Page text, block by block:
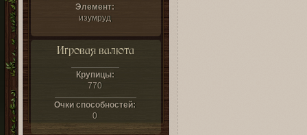
Элемент:
изумруд
Игровая валюта
Крупицы:
770
Очки способностей:
0